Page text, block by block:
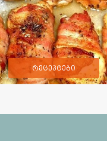
რეცეპტები